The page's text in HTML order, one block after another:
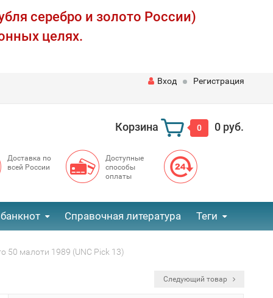
серебро и золото России)
целях.
Вход Регистрация
Корзина 0 0 руб.
Доставка по
всей России
Доступные
способы
оплаты
Справочная литература Теги
50 малоти 1989 (UNC Pick 13)
Следующий товар